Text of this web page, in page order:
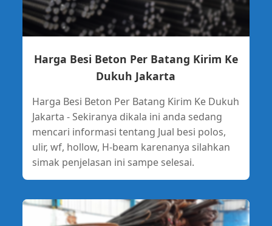
Harga Besi Beton Per Batang Kirim Ke
Dukuh Jakarta
Harga Besi Beton Per Batang Kirim Ke Dukuh
Jakarta - Sekiranya dikala ini anda sedang
mencari informasi tentang Jual besi polos,
ulir, wf, hollow, H-beam karenanya silahkan
simak penjelasan ini sampe selesai.